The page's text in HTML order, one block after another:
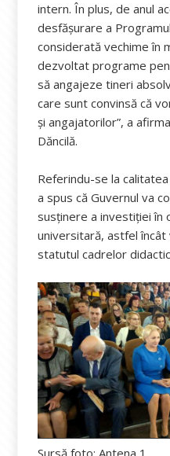
intern. În plus, de anul
desfășurare a
considerată vechime în
dezvoltat programe
să angajeze tineri
care sunt convinsă că
și angajatorilor”, a
Dăncilă.
Referindu-se la
a spus că Guvernul va
susținere a investiției în
universitară, astfel
statutul cadrelor
Sursă foto: Antena 1